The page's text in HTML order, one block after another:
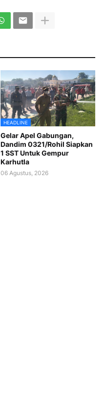
HEADLINE
Gelar Apel Gabungan,
Dandim 0321/Rohil Siapkan
1 SST Untuk Gempur
Karhutla
06 Agustus, 2026